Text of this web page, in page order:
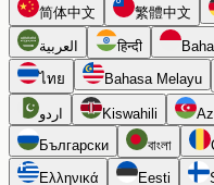
简体中文
繁體中文
العربية हिन्दी
ไทย
Bahasa Melayu
اردو Kiswahili
Български
বাংলা
Ελληνικά
Eesti